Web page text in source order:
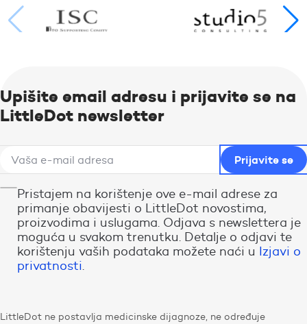
Upišite email adresu i prijavite se na
LittleDot newsletter
Pristajem na korištenje ove e-mail adrese za
primanje obavijesti o LittleDot novostima,
proizvodima i uslugama. Odjava s newslettera je
moguća u svakom trenutku. Detalje o odjavi te
korištenju vaših podataka možete naći u Izjavi o
privatnosti.
LittleDot ne postavlja medicinske dijagnoze, ne određuje